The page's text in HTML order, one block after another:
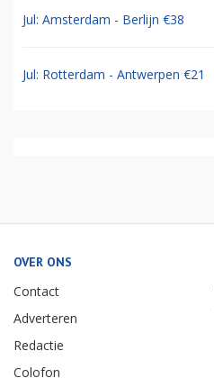
Jul: Amsterdam - Berlijn €38
Jul: Rotterdam - Antwerpen €21
OVER ONS
Contact
Adverteren
Redactie
Colofon